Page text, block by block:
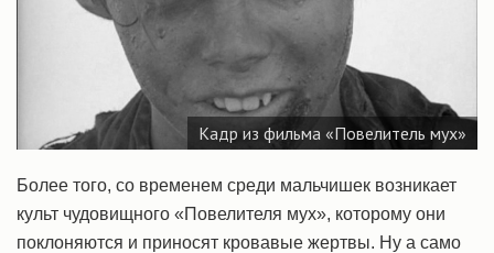
Кадр из фильма «Повелитель мух»
Более того, со временем среди мальчишек возникает
культ чудовищного «Повелителя мух», которому они
поклоняются и приносят кровавые жертвы. Ну а само